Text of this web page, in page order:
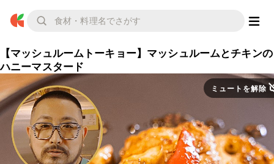
【マッシュルームトーキョー】マッシュルームとチキンの
ハニーマスタード
ミュートを解除